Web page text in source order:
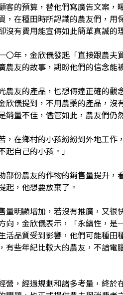
客的預算，替他們寫廣告文案
，在種田時所認識的農友們，用
有費用能宣傳如此簡單真誠的
〇年，金欣儀發起「直接跟農夫
農友的故事，期盼他們的信念能
農友的產品，也想傳達正確的觀
欣儀提到，不用農藥的產品，沒
銷量不佳，儘管如此，農友們仍
，在鄉村的小孩紛紛到外地工作
起自己的小孩。」
部份農友的作物的銷售量提升，
起，他想要放棄了。
量明顯增加，若沒有推廣，又很
向，金欣儀表示，「永續性，是
活品質受到影響，他們可能種田
有些年紀比較大的農友，不諳電
營，經過規劃和諸多考量，終於